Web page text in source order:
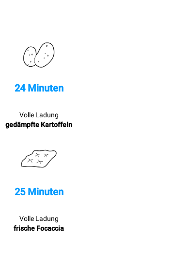
24 Minuten
Volle Ladung
gedämpfte Kartoffeln
25 Minuten
Volle Ladung
frische Focaccia